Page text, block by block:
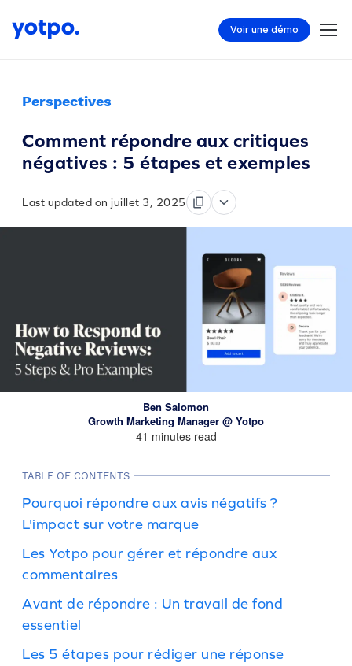
Voir une démo
Perspectives
Comment répondre aux critiques
négatives : 5 étapes et exemples
Last updated on juillet 3, 2025
Ben Salomon
Growth Marketing Manager @ Yotpo
41 minutes read
TABLE OF CONTENTS
Pourquoi répondre aux avis négatifs ?
L'impact sur votre marque
Les Yotpo pour gérer et répondre aux
commentaires
Avant de répondre : Un travail de fond
essentiel
Les 5 étapes pour rédiger une réponse